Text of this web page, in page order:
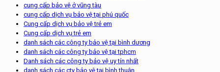
cung cấp bảo vệ ở vũng tàu
cung cấp dịch vụ bảo vệ tại phú quốc
Cung cấp dịch vụ bảo vệ trẻ em
Cung cấp dịch vụ trẻ em
danh sách các công ty bảo vệ tại bình dương
danh sách các công ty bảo vệ tại tphcm
Danh sách các công ty bảo vệ uy tín nhất
danh sách các cty bảo vệ tại bình thuận